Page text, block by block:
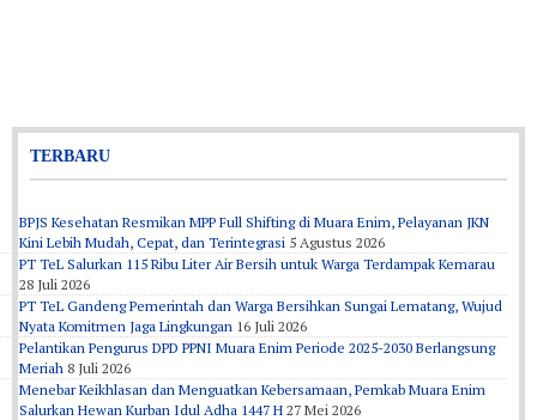
TERBARU
BPJS Kesehatan Resmikan MPP Full Shifting di Muara Enim, Pelayanan JKN
Kini Lebih Mudah, Cepat, dan Terintegrasi 5 Agustus 2026
PT TeL Salurkan 115 Ribu Liter Air Bersih untuk Warga Terdampak Kemarau
28 Juli 2026
PT TeL Gandeng Pemerintah dan Warga Bersihkan Sungai Lematang, Wujud
Nyata Komitmen Jaga Lingkungan 16 Juli 2026
Pelantikan Pengurus DPD PPNI Muara Enim Periode 2025-2030 Berlangsung
Meriah 8 Juli 2026
Menebar Keikhlasan dan Menguatkan Kebersamaan, Pemkab Muara Enim
Salurkan Hewan Kurban Idul Adha 1447 H 27 Mei 2026